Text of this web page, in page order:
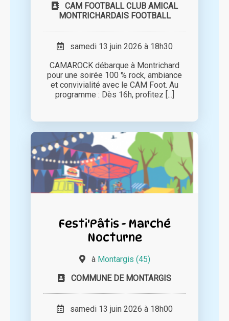
CAM FOOTBALL CLUB AMICAL
MONTRICHARDAIS FOOTBALL
samedi 13 juin 2026 à 18h30
CAMAROCK débarque à Montrichard
pour une soirée 100 % rock, ambiance
et convivialité avec le CAM Foot. Au
programme : Dès 16h, profitez [...]
Festi'Pâtis - Marché
Nocturne
à Montargis (45)
COMMUNE DE MONTARGIS
samedi 13 juin 2026 à 18h00